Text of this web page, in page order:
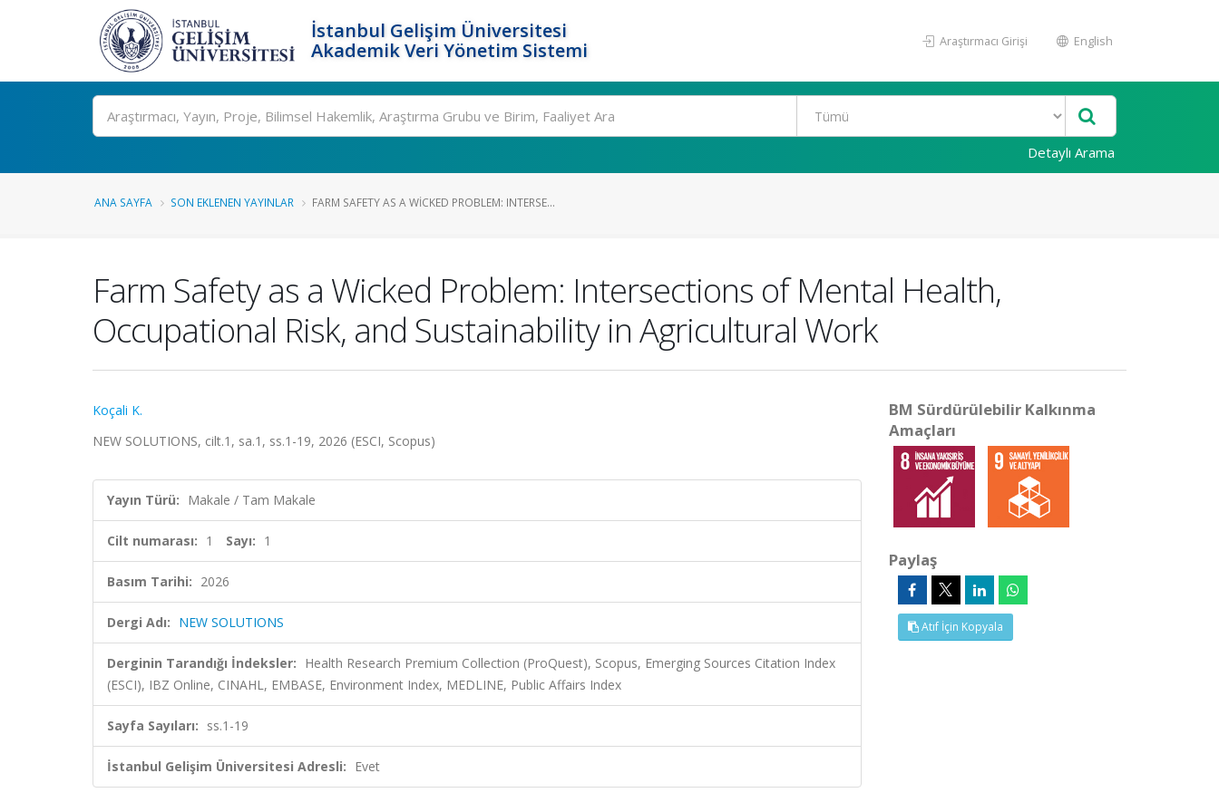
İstanbul Gelişim Üniversitesi
Akademik Veri Yönetim Sistemi
Araştırmacı Girişi English
Ara
Detaylı Arama
ANA SAYFA SON EKLENEN YAYINLAR FARM SAFETY AS A WICKED PROBLEM: INTERSE...
Farm Safety as a Wicked Problem: Intersections of Mental Health,
Occupational Risk, and Sustainability in Agricultural Work
Koçali K.
NEW SOLUTIONS, cilt.1, sa.1, ss.1-19, 2026 (ESCI, Scopus)
Yayın Türü: Makale / Tam Makale
Cilt numarası: 1 Sayı: 1
Basım Tarihi: 2026
Dergi Adı: NEW SOLUTIONS
Derginin Tarandığı İndeksler: Health Research Premium Collection (ProQuest), Scopus, Emerging Sources Citation Index
(ESCI), IBZ Online, CINAHL, EMBASE, Environment Index, MEDLINE, Public Affairs Index
Sayfa Sayıları: ss.1-19
İstanbul Gelişim Üniversitesi Adresli: Evet
BM Sürdürülebilir Kalkınma
Amaçları
Paylaş
Atıf İçin Kopyala